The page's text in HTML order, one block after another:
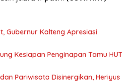
Gubernur Kalteng Apresiasi
Kesiapan Penginapan Tamu HUT
Pariwisata Disinergikan, Heriyus